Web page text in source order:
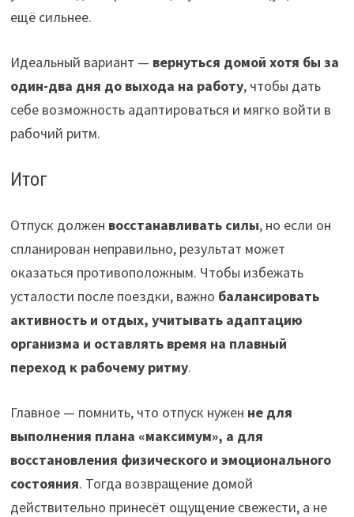
ещё сильнее.
Идеальный вариант — вернуться домой хотя бы за
один-два дня до выхода на работу, чтобы дать
себе возможность адаптироваться и мягко войти в
рабочий ритм.
Итог
Отпуск должен восстанавливать силы, но если он
спланирован неправильно, результат может
оказаться противоположным. Чтобы избежать
усталости после поездки, важно балансировать
активность и отдых, учитывать адаптацию
организма и оставлять время на плавный
переход к рабочему ритму.
Главное — помнить, что отпуск нужен не для
выполнения плана «максимум», а для
восстановления физического и эмоционального
состояния. Тогда возвращение домой
действительно принесёт ощущение свежести, а не